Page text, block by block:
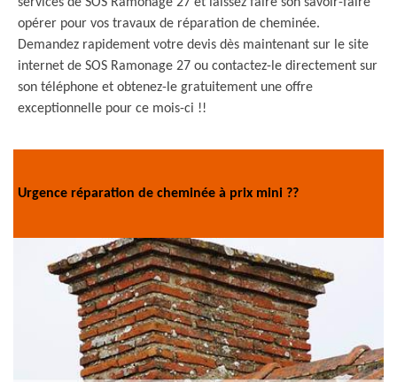
opérer pour vos travaux de réparation de cheminée.
Demandez rapidement votre devis dès maintenant sur le site
internet de SOS Ramonage 27 ou contactez-le directement sur
son téléphone et obtenez-le gratuitement une offre
exceptionnelle pour ce mois-ci !!
Urgence réparation de cheminée à prix mini ??